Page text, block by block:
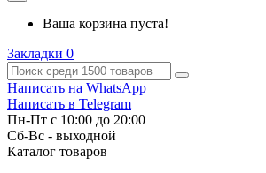
Ваша корзина пуста!
Закладки 0
Написать на WhatsApp
Написать в Telegram
Пн-Пт с 10:00 до 20:00
Cб-Вс - выходной
Каталог товаров